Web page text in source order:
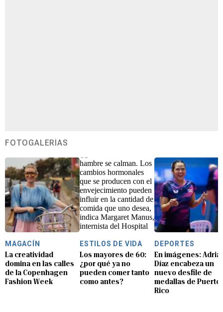
FOTOGALERÍAS
MAGACÍN
La creatividad
domina en las calles
de la Copenhagen
Fashion Week
ESTILOS DE VIDA
Los mayores de 60:
¿por qué ya no
pueden comer tanto
como antes?
DEPORTES
En imágenes:
Díaz encabeza un
nuevo desfile de
medallas de Puerto
Rico